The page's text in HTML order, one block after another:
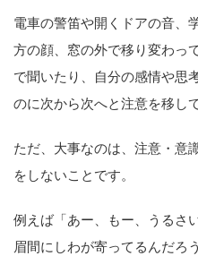
電車の警笛や開くドアの音、
方の顔、窓の外で移り変わっ
で聞いたり、自分の感情や思
のに次から次へと注意を移し
ただ、大事なのは、注意・意
をしないことです。
例えば「あー、もー、うるさ
眉間にしわが寄ってるんだろ